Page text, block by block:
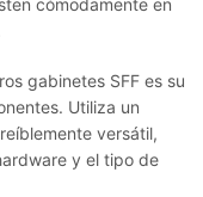
gabinetes SFF es su
Utiliza un
versátil,
y el tipo de